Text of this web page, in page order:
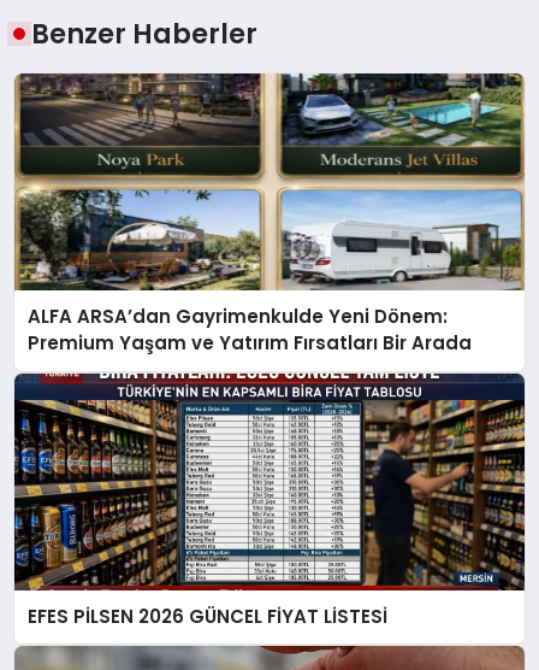
Benzer Haberler
ALFA ARSA’dan Gayrimenkulde Yeni Dönem:
Premium Yaşam ve Yatırım Fırsatları Bir Arada
EFES PİLSEN 2026 GÜNCEL FİYAT LİSTESİ